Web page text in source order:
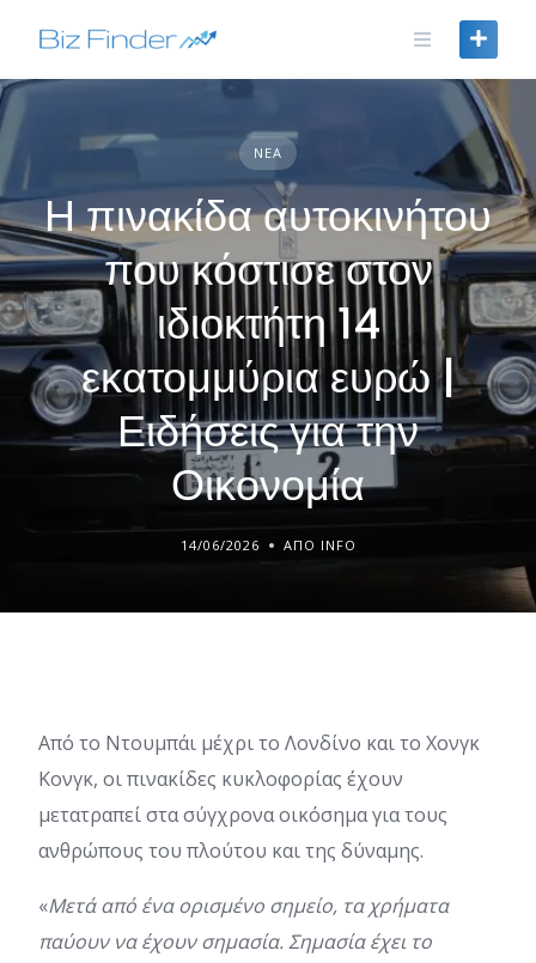
ΝΈΑ
Η πινακίδα αυτοκινήτου
που κόστισε στον
ιδιοκτήτη 14
εκατομμύρια ευρώ |
Ειδήσεις για την
Οικονομία
14/06/2026 ΑΠΌ INFO
Από το Ντουμπάι μέχρι το Λονδίνο και το Χονγκ
Κονγκ, οι πινακίδες κυκλοφορίας έχουν
μετατραπεί στα σύγχρονα οικόσημα για τους
ανθρώπους του πλούτου και της δύναμης.
«Μετά από ένα ορισμένο σημείο, τα χρήματα
παύουν να έχουν σημασία. Σημασία έχει το